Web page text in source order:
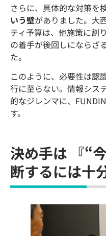
さらに、具体的な対策を
いう壁がありました。大
ティ予算は、他施策に割
の着手が後回しにならざ
た。
このように、必要性は認
行に至らない。情報シス
的なジレンマに、
す。
決め手は 『“
断するには十